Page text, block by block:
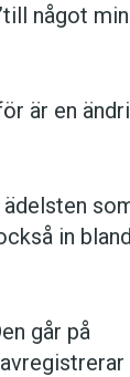
något
är en
in
går på